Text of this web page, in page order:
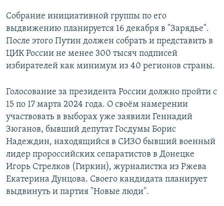
Собрание инициативной группы по его
выдвижению планируется 16 декабря в "Зарядье".
После этого Путин должен собрать и представить в
ЦИК России не менее 300 тысяч подписей
избирателей как минимум из 40 регионов страны.
Голосование за президента России должно пройти с
15 по 17 марта 2024 года. О своём намерении
участвовать в выборах уже заявили Геннадий
Зюганов, бывший депутат Госдумы Борис
Надеждин, находящийся в СИЗО бывший военный
лидер пророссийских сепаратистов в Донецке
Игорь Стрелков (Гиркин), журналистка из Ржева
Екатерина Дунцова. Своего кандидата планирует
выдвинуть и партия "Новые люди".